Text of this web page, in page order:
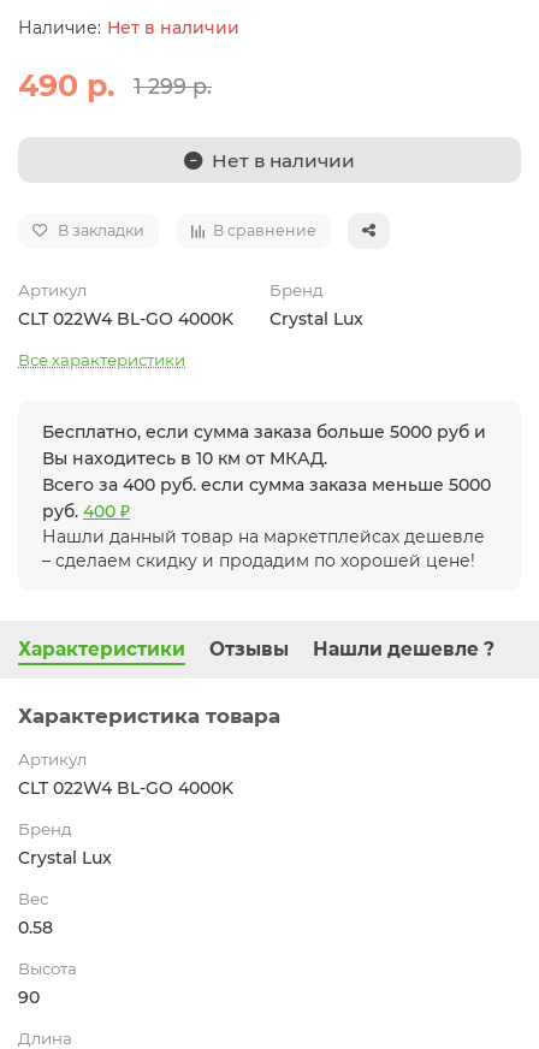
Нет в наличии
490 р. 1 299 р.
Нет в наличии
В закладки В сравнение
Артикул
CLT 022W4 BL-GO 4000K
Бренд
Crystal Lux
Все характеристики
Бесплатно, если сумма заказа больше 5000 руб и
Вы находитесь в 10 км от МКАД.
Всего за 400 руб. если сумма заказа меньше 5000
руб. 400 ₽
Нашли данный товар на маркетплейсах дешевле
– сделаем скидку и продадим по хорошей цене!
Характеристики Отзывы Нашли дешевле ?
Характеристика товара
Артикул
CLT 022W4 BL-GO 4000K
Бренд
Crystal Lux
Вес
0.58
Высота
90
Длина